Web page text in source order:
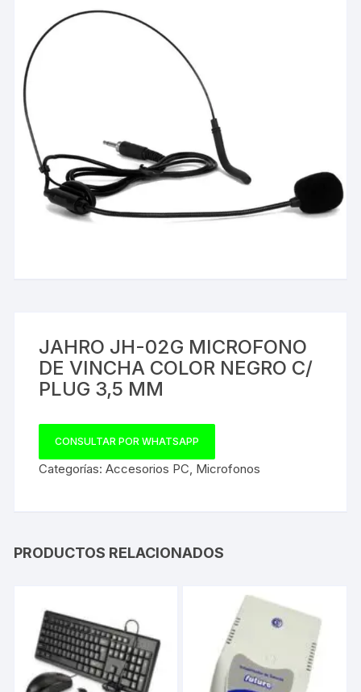
JAHRO JH-02G MICROFONO
DE VINCHA COLOR NEGRO C/
PLUG 3,5 MM
CONSULTAR POR WHATSAPP
Categorías:Accesorios PC Microfonos
PRODUCTOS RELACIONADOS